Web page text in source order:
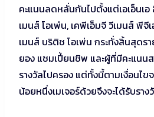
คะแนนลดหลั่นกันไปตั้งแต่เอเอ็นเอ
เมนส์ โอเพ่น, เคพีเอ็มจี วีเมนส์ พี
เมนส์ บริติช โอเพ่น กระทั่งสิ้นสุดร
ยอง แชมเปี้ยนชิพ และผู้ที่มีคะแนน
รางวัลไปครอง แต่ทั้งนี้ตามเงื่อนไข
น้อยหนึ่งเมเจอร์ด้วยจึงจะได้รับราง